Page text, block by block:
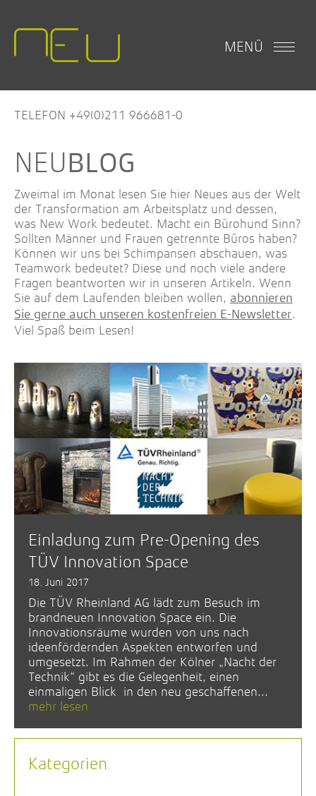
MENÜ
TELEFON +49(0)211 966681-0
BLOG
Zweimal im Monat lesen Sie hier Neues aus der Welt
der Transformation am Arbeitsplatz und dessen,
was New Work bedeutet. Macht ein Bürohund Sinn?
Sollten Männer und Frauen getrennte Büros haben?
Können wir uns bei Schimpansen abschauen, was
Teamwork bedeutet? Diese und noch viele andere
Fragen beantworten wir in unseren Artikeln. Wenn
Sie auf dem Laufenden bleiben wollen, abonnieren
Sie gerne auch unseren kostenfreien E-Newsletter.
Viel Spaß beim Lesen!
Einladung zum Pre-Opening des
TÜV Innovation Space
18. Juni 2017
Die TÜV Rheinland AG lädt zum Besuch im
brandneuen Innovation Space ein. Die
Innovationsräume wurden von uns nach
ideenfördernden Aspekten entworfen und
umgesetzt. Im Rahmen der Kölner „Nacht der
Technik“ gibt es die Gelegenheit, einen
einmaligen Blick in den neu geschaffenen...
mehr lesen
Kategorien